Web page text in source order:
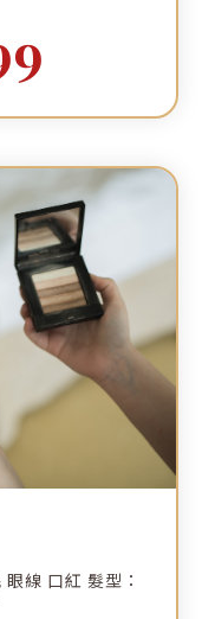
線 口紅 髮型：